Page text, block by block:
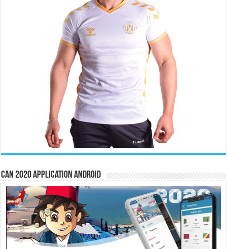
CAN 2020 Application Android